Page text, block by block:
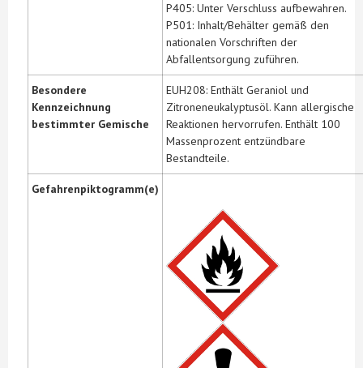
P405: Unter Verschluss aufbewahren.
P501: Inhalt/Behälter gemäß den
nationalen Vorschriften der
Abfallentsorgung zuführen.
Besondere
Kennzeichnung
bestimmter Gemische
EUH208: Enthält Geraniol und
Zitroneneukalyptusöl. Kann allergische
Reaktionen hervorrufen. Enthält 100
Massenprozent entzündbare
Bestandteile.
Gefahrenpiktogramm(e)